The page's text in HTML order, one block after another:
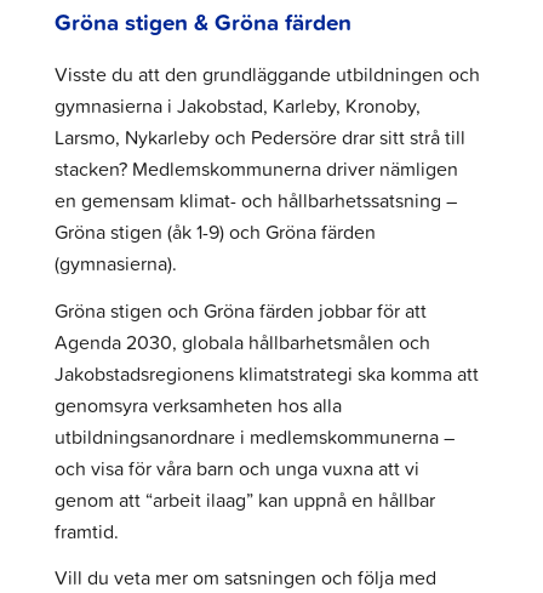
Gröna stigen & Gröna färden
Visste du att den grundläggande utbildningen och
gymnasierna i Jakobstad, Karleby, Kronoby,
Larsmo, Nykarleby och Pedersöre drar sitt strå till
stacken? Medlemskommunerna driver nämligen
en gemensam klimat- och hållbarhetssatsning –
Gröna stigen (åk 1-9) och Gröna färden
(gymnasierna).
Gröna stigen och Gröna färden jobbar för att
Agenda 2030, globala hållbarhetsmålen och
Jakobstadsregionens klimatstrategi ska komma att
genomsyra verksamheten hos alla
utbildningsanordnare i medlemskommunerna –
och visa för våra barn och unga vuxna att vi
genom att “arbeit ilaag” kan uppnå en hållbar
framtid.
Vill du veta mer om satsningen och följa med